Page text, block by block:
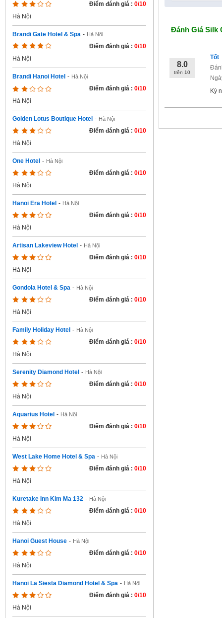
Điểm đánh giá : 0/10
Hà Nội
Brandi Gate Hotel & Spa - Hà Nội
Điểm đánh giá : 0/10
Hà Nội
Brandi Hanoi Hotel - Hà Nội
Điểm đánh giá : 0/10
Hà Nội
Golden Lotus Boutique Hotel - Hà Nội
Điểm đánh giá : 0/10
Hà Nội
One Hotel - Hà Nội
Điểm đánh giá : 0/10
Hà Nội
Hanoi Era Hotel - Hà Nội
Điểm đánh giá : 0/10
Hà Nội
Artisan Lakeview Hotel - Hà Nội
Điểm đánh giá : 0/10
Hà Nội
Gondola Hotel & Spa - Hà Nội
Điểm đánh giá : 0/10
Hà Nội
Family Holiday Hotel - Hà Nội
Điểm đánh giá : 0/10
Hà Nội
Serenity Diamond Hotel - Hà Nội
Điểm đánh giá : 0/10
Hà Nội
Aquarius Hotel - Hà Nội
Điểm đánh giá : 0/10
Hà Nội
West Lake Home Hotel & Spa - Hà Nội
Điểm đánh giá : 0/10
Hà Nội
Kuretake Inn Kim Ma 132 - Hà Nội
Điểm đánh giá : 0/10
Hà Nội
Hanoi Guest House - Hà Nội
Điểm đánh giá : 0/10
Hà Nội
Hanoi La Siesta Diamond Hotel & Spa - Hà Nội
Điểm đánh giá : 0/10
Hà Nội
Đánh GiáSilk
8.0
trên10
Tốt
Kỳ